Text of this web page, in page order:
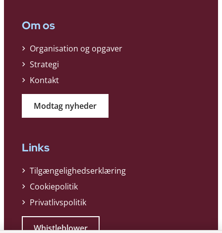
Om os
Organisation og opgaver
Strategi
Kontakt
Modtag nyheder
Links
Tilgængelighedserklæring
Cookiepolitik
Privatlivspolitik
Whistleblower